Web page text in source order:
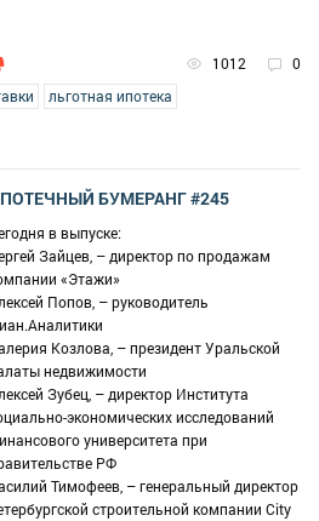
1012 0
льготная ипотека
БУМЕРАНГ #245
в выпуске:
Зайцев, – директор по продажам
«Этажи»
Попов, – руководитель
Козлова, – президент Уральской
недвижимости
Зубец, – директор Института
экономических исследований
университета при
РФ
Тимофеев, – генеральный директор
строительной компании Сity